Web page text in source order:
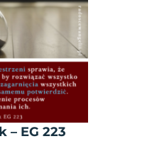
– EG 223